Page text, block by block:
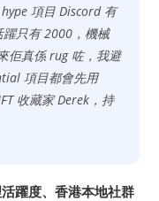
項目 Discord 有
躍只有 2000，機械
佢真係 rug 咗，我避
項目都會先用
收藏家 Derek，持
躍度、香港本地社群